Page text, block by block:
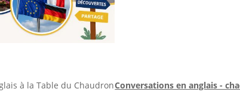
à la Table du ChaudronConversations en anglais -